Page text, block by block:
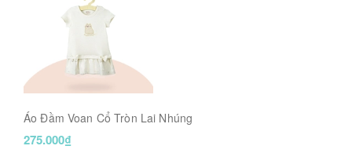
Áo Đầm Voan Cổ Tròn Lai Nhúng
275.000₫